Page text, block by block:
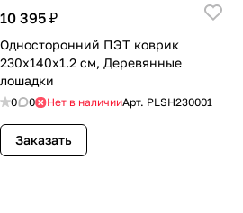
10 395 ₽
Односторонний ПЭТ коврик
230x140x1.2 см, Деревянные
лошадки
0 0 Нет в наличииАрт. PLSH230001
Заказать